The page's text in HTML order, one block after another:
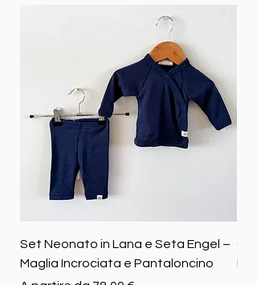
Set Neonato in Lana e Seta Engel –
Maglia Incrociata e Pantaloncino